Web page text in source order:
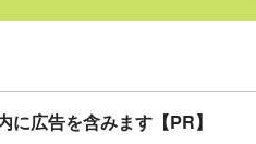
に広告を含みます【PR】